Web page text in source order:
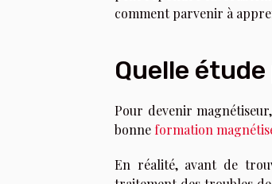
comment parvenir à
Quelle
Pour devenir
bonne formation
En réalité, avant de